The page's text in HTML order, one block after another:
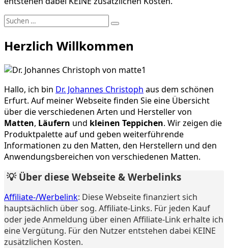
Suchen
Suchen
Herzlich Willkommen
Hallo, ich bin Dr. Johannes Christoph aus dem schönen
Erfurt. Auf meiner Webseite finden Sie eine Übersicht
über die verschiedenen Arten und Hersteller von
Matten, Läufern und kleinen Teppichen. Wir zeigen die
Produktpalette auf und geben weiterführende
Informationen zu den Matten, den Herstellern und den
Anwendungsbereichen von verschiedenen Matten.
💡 Über diese Webseite & Werbelinks
Affiliate-/Werbelink: Diese Webseite finanziert sich
hauptsächlich über sog. Affiliate-Links. Für jeden Kauf
oder jede Anmeldung über einen Affiliate-Link erhalte ich
eine Vergütung. Für den Nutzer entstehen dabei KEINE
zusätzlichen Kosten.